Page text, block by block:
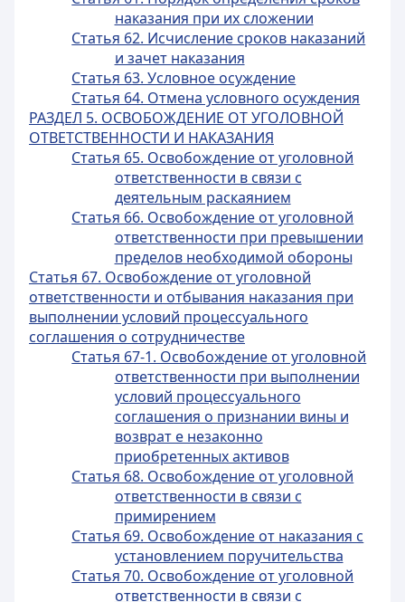
наказания при их сложении
Статья 62. Исчисление сроков наказаний
и зачет наказания
Статья 63. Условное осуждение
Статья 64. Отмена условного осуждения
РАЗДЕЛ 5. ОСВОБОЖДЕНИЕ ОТ УГОЛОВНОЙ
ОТВЕТСТВЕННОСТИ И НАКАЗАНИЯ
Статья 65. Освобождение от уголовной
ответственности в связи с
деятельным раскаянием
Статья 66. Освобождение от уголовной
ответственности при превышении
пределов необходимой обороны
Статья 67. Освобождение от уголовной
ответственности и отбывания наказания при
выполнении условий процессуального
соглашения о сотрудничестве
Статья 67-1. Освобождение от уголовной
ответственности при выполнении
условий процессуального
соглашения о признании вины и
возврат е незаконно
приобретенных активов
Статья 68. Освобождение от уголовной
ответственности в связи с
примирением
Статья 69. Освобождение от наказания с
установлением поручительства
Статья 70. Освобождение от уголовной
ответственности в связи с